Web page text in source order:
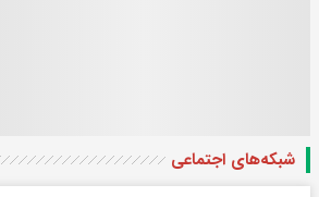
شبکه‌های اجتماعی